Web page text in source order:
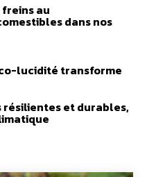
au
dans nos
lucidité transforme
résilientes et durables,